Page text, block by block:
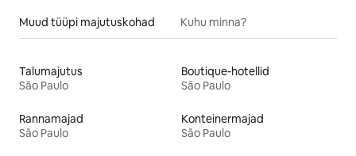
Muud tüüpi majutuskohad Kuhu minna?
Talumajutus
São Paulo
Boutique-hotellid
São Paulo
Rannamajad
São Paulo
Konteinermajad
São Paulo